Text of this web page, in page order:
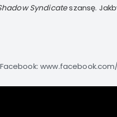
Syndicateszansę.